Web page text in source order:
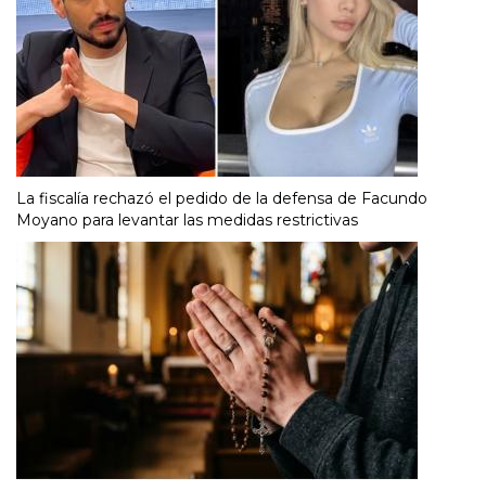
La fiscalía rechazó el pedido de la defensa de Facundo
Moyano para levantar las medidas restrictivas